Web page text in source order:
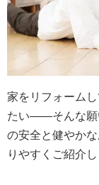
家をリフォーム
たい――そんな願
の安全と健やか
りやすくご紹介し